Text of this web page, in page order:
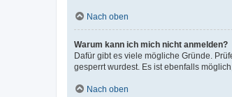
Nach oben
Warum kann ich mich nicht anmelden?
Dafür gibt es viele mögliche Gründe.
gesperrt wurdest. Es ist ebenfalls
Nach oben